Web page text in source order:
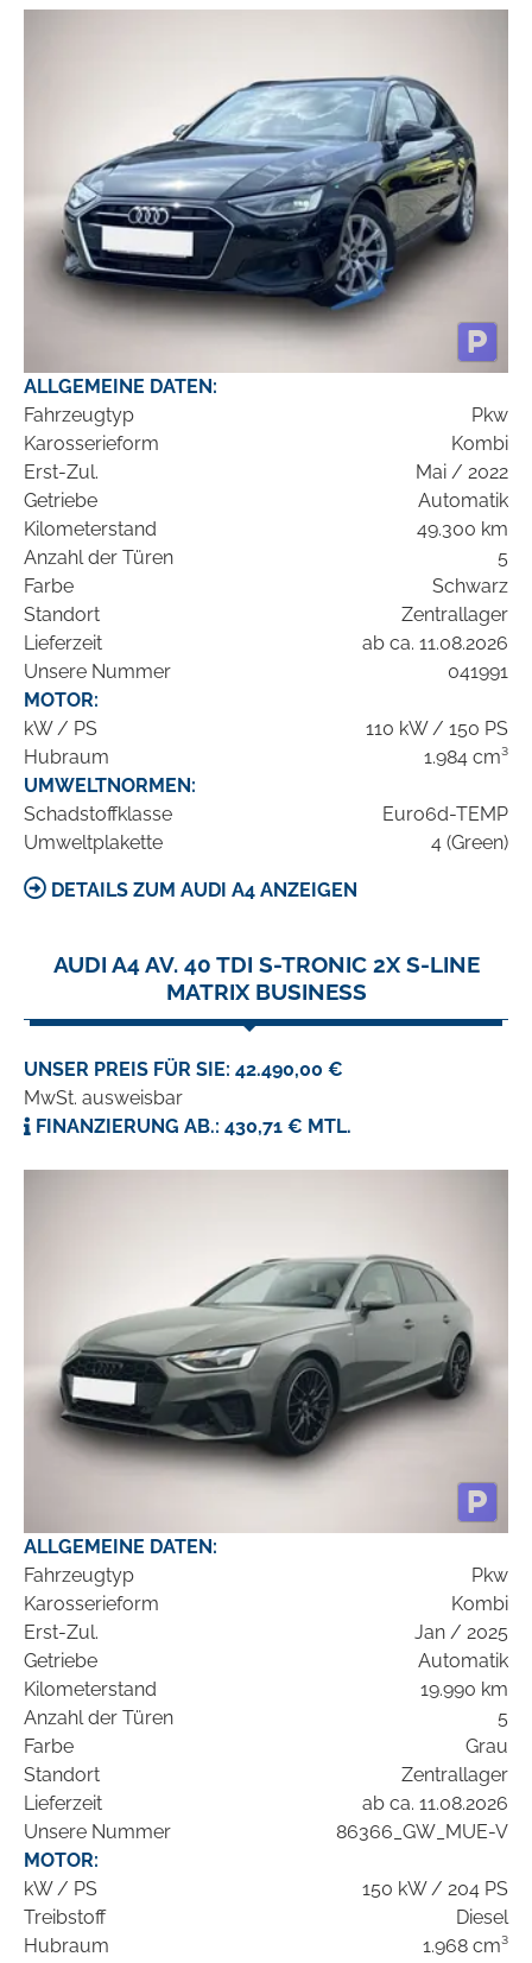
ALLGEMEINE DATEN:
Fahrzeugtyp
Pkw
Karosserieform
Kombi
Erst-Zul.
Mai / 2022
Getriebe
Automatik
Kilometerstand
49.300 km
Anzahl der Türen
5
Farbe
Schwarz
Standort
Zentrallager
Lieferzeit
ab ca. 11.08.2026
Unsere Nummer
041991
MOTOR:
kW / PS
110 kW / 150 PS
Hubraum
1.984 cm³
UMWELTNORMEN:
Schadstoffklasse
Euro6d-TEMP
Umweltplakette
4 (Green)
DETAILS ZUM AUDI A4 ANZEIGEN
AUDI A4 AV. 40 TDI S-TRONIC 2X S-LINE
MATRIX BUSINESS
UNSER PREIS FÜR SIE: 42.490,00 €
MwSt. ausweisbar
FINANZIERUNG AB.: 430,71 € MTL.
ALLGEMEINE DATEN:
Fahrzeugtyp
Pkw
Karosserieform
Kombi
Erst-Zul.
Jan / 2025
Getriebe
Automatik
Kilometerstand
19.990 km
Anzahl der Türen
5
Farbe
Grau
Standort
Zentrallager
Lieferzeit
ab ca. 11.08.2026
Unsere Nummer
86366_GW_MUE-V
MOTOR:
kW / PS
150 kW / 204 PS
Treibstoff
Diesel
Hubraum
1.968 cm³